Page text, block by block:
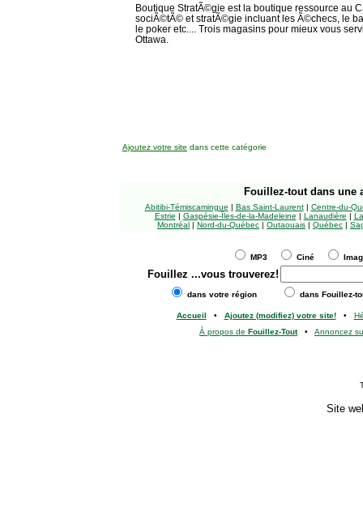
Boutique StratÃ©gie est la boutique ressource au
sociÃ©tÃ© et stratÃ©gie incluant les Ã©checs, le
le poker etc.... Trois magasins pour mieux vous
Ottawa.
Ajoutez votre site dans cette catégorie
Fouillez-tout dans une
Abitibi-Témiscamingue | Bas Saint-Laurent| Centre-du-
Estrie | Gaspésie-Îles-de-la-Madeleine | Lanaudière |
Montréal | Nord-du-Québec | Outaouais | Québec |
MP3 Ciné
Fouillez ...vous trouverez!
dans votre région dans Fouillez-
Accueil • Ajoutez (modifiez) votre site!•
À propos de Fouillez-Tout• Annoncez
Site